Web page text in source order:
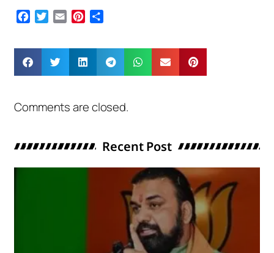
Facebook
Twitter
Email Pinterest
Comments are closed.
Recent Post